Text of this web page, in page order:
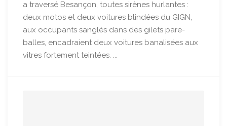
a traversé Besançon, toutes sirènes hurlantes :
deux motos et deux voitures blindées du GIGN,
aux occupants sanglés dans des gilets pare-
balles, encadraient deux voitures banalisées aux
vitres fortement teintées. ...